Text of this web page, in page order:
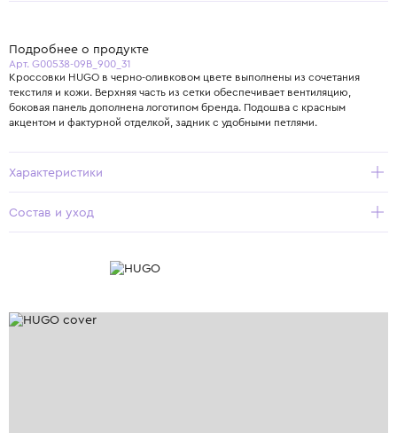
Подробнее о продукте
Арт. G00538-09B_900_31
Кроссовки HUGO в черно-оливковом цвете выполнены из сочетания
текстиля и кожи. Верхняя часть из сетки обеспечивает вентиляцию,
боковая панель дополнена логотипом бренда. Подошва с красным
акцентом и фактурной отделкой, задник с удобными петлями.
Характеристики
Состав и уход